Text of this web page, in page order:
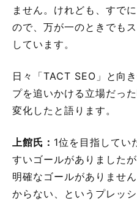
ません。けれども、すで
ので、万が一のときでも
しています。
日々「TACT SEO」と向
プを追いかける立場だっ
変化したと語ります。
上館氏： 1位を目指してい
すいゴールがありました
明確なゴールがありませ
からない、というプレッ